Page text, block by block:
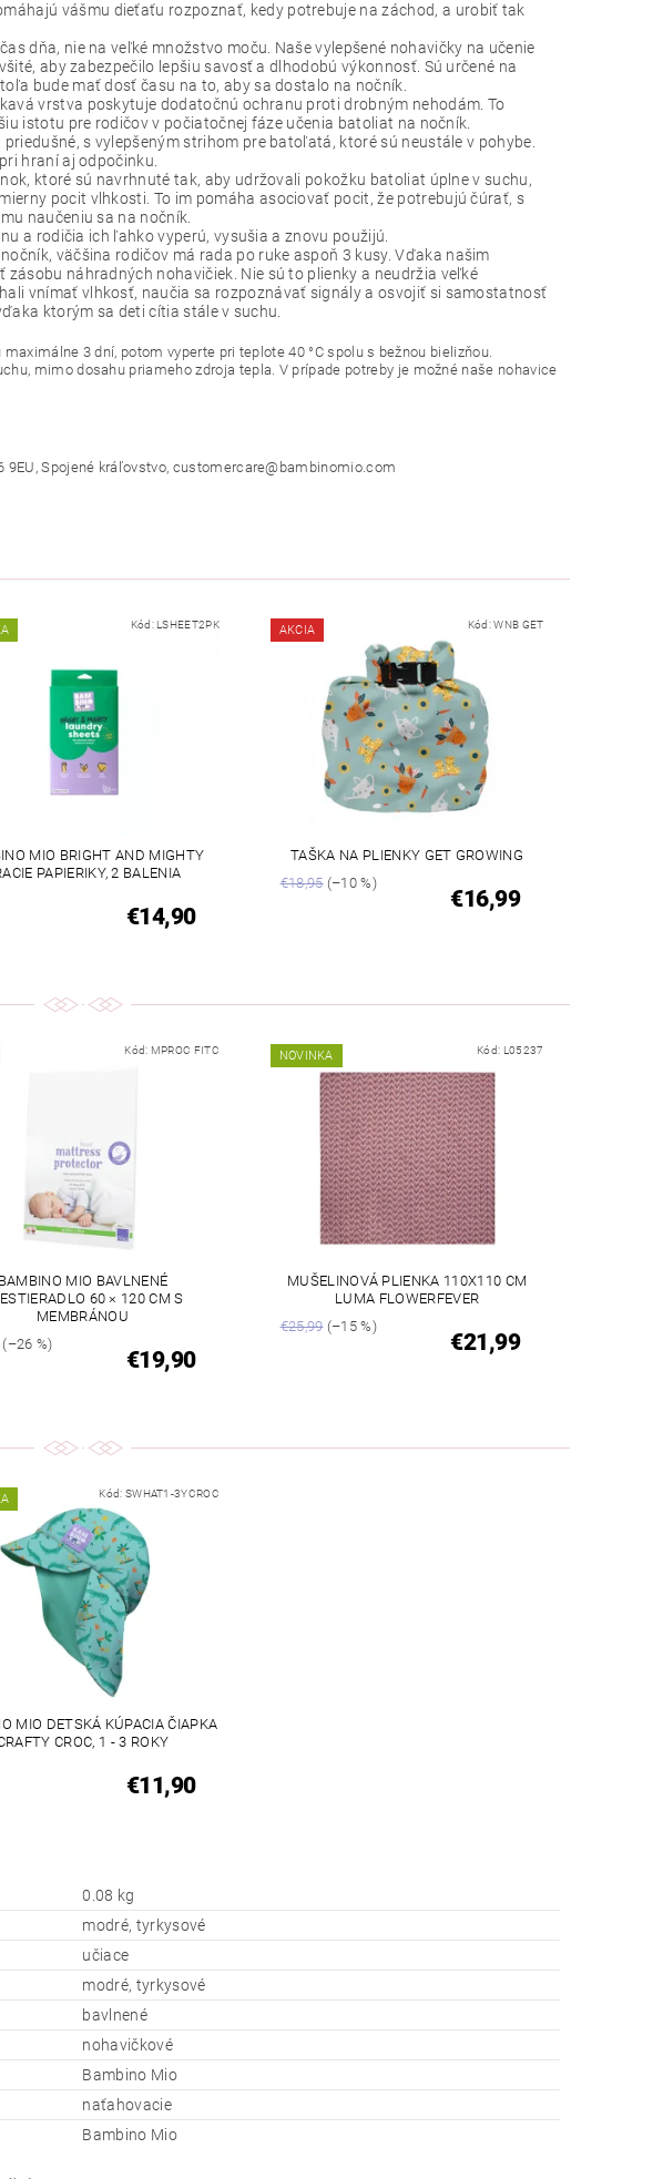
vášmu dieťaťu rozpoznať, kedy potrebuje na záchod, a urobiť tak
dňa, nie na veľké množstvo moču. Naše vylepšené nohavičky na učenie
aby zabezpečilo lepšiu savosť a dlhodobú výkonnosť. Sú určené na
bude mať dosť času na to, aby sa dostalo na nočník.
vrstva poskytuje dodatočnú ochranu proti drobným nehodám. To
istotu pre rodičov v počiatočnej fáze učenia batoliat na nočník.
s vylepšeným strihom pre batoľatá, ktoré sú neustále v pohybe.
hraní aj odpočinku.
ktoré sú navrhnuté tak, aby udržovali pokožku batoliat úplne v suchu,
pocit vlhkosti. To im pomáha asociovať pocit, že potrebujú čúrať, s
naučeniu sa na nočník.
a rodičia ich ľahko vyperú, vysušia a znovu použijú.
väčšina rodičov má rada po ruke aspoň 3 kusy. Vďaka našim
náhradných nohavičiek. Nie sú to plienky a neudržia veľké
vnímať vlhkosť, naučia sa rozpoznávať signály a osvojiť si samostatnosť
ktorým sa deti cítia stále v suchu.
3 dní, potom vyperte pri teplote 40 °C spolu s bežnou bielizňou.
mimo dosahu priameho zdroja tepla. V prípade potreby je možné naše nohavice
9EU, Spojené kráľovstvo, customercare@bambinomio.com
Kód: LSHEET2PK
MIO BRIGHT AND MIGHTY
PAPIERIKY, 2 BALENIA
€14,90
AKCIA Kód:WNB GET
TAŠKA NA PLIENKY GET GROWING
€18,95(–10 %)
€16,99
Kód: MPROC FITC
BAMBINO MIO BAVLNENÉ
60 × 120 CM S
MEMBRÁNOU
%)
€19,90
NOVINKA Kód: L05237
MUŠELINOVÁ PLIENKA 110X110 CM
LUMA FLOWERFEVER
€25,99(–15 %)
€21,99
Kód: SWHAT1-3YCROC
MIO DETSKÁ KÚPACIA ČIAPKA
CROC, 1 - 3 ROKY
€11,90
0.08 kg
modré, tyrkysové
učiace
modré, tyrkysové
bavlnené
nohavičkové
Bambino Mio
naťahovacie
Bambino Mio